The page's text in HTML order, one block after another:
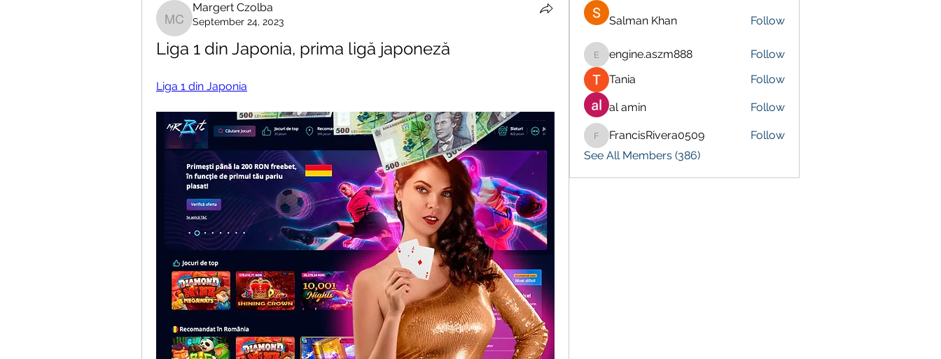
Margert Czolba
Margert Czolba
September 24, 2023
Liga 1 din Japonia, prima ligă japoneză
Liga 1 din Japonia
Salman Khan Follow
engine.aszm888
engine.aszm888
Follow
Tania
Follow
al amin Follow
FrancisRivera0509
FrancisRivera0509
Follow
See All Members (386)